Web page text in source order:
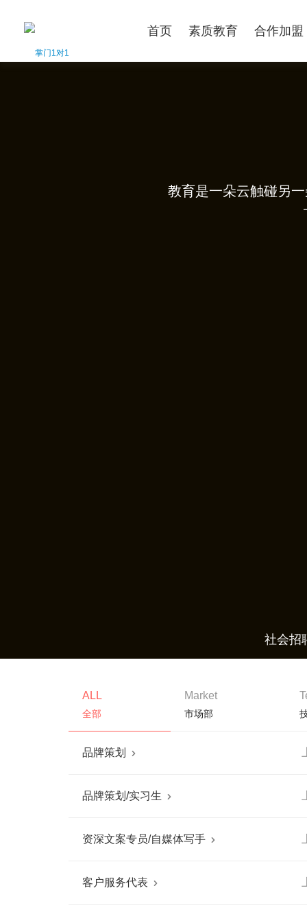
首页 素质教育 合作加盟
教育是一朵云触碰另
社会招
ALL
全部
Market
市场部
品牌策划 
品牌策划/实习生 
资深文案专员/自媒体写手 
客户服务代表 